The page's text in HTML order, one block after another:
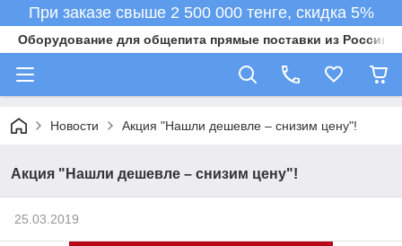
При заказе свыше 2 500 000 тенге, скидка 5%
Оборудование для общепита прямые поставки из России в
Новости Акция "Нашли дешевле – снизим цену"!
Акция "Нашли дешевле – снизим цену"!
25.03.2019